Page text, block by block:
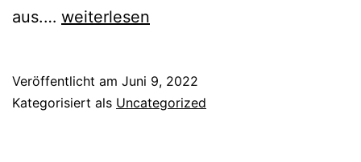
aus.… Hundeschule
weiterlesen
Veröffentlicht am Juni 9, 2022
Kategorisiert als Uncategorized